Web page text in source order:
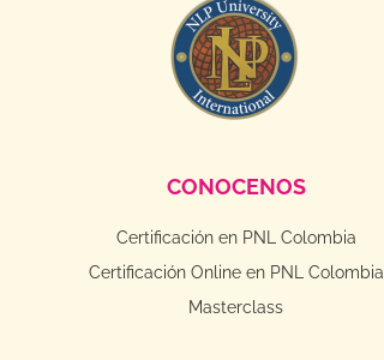
CONOCENOS
Certificación en PNL Colombia
Certificación Online en PNL Colombia
Masterclass